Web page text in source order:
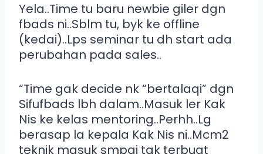
Yela..Time tu baru newbie giler dgn
fbads ni..Sblm tu, byk ke offline
(kedai)..Lps seminar tu dh start ada
perubahan pada sales..
“Time gak decide nk “bertalaqi” dgn
Sifufbads lbh dalam..Masuk ler Kak
Nis ke kelas mentoring..Perhh..Lg
berasap la kepala Kak Nis ni..Mcm2
teknik masuk smpai tak terbuat